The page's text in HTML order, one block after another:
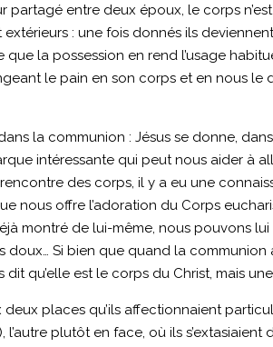
entre deux époux, le corps
: une fois donnés ils
que la possession en rend l’usage
le pain en son corps et en nous
la communion : Jésus se donne,
intéressante qui peut nous aider à
des corps, il y a eu une
nous offre l’adoration du Corps
montré de lui-même, nous pouvons
Si bien que quand la
qu’elle est le corps du Christ, mais
places qu’ils affectionnaient
l’autre plutôt en face, où ils